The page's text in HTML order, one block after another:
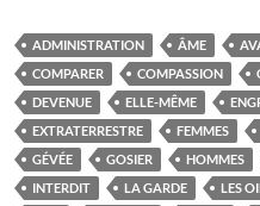
ADMINISTRATION ÂME
COMPARER
COMPASSION
DEVENUE
ELLE-MÊME
EXTRATERRESTRE
FEMMES
GÉVÉE
GOSIER HOMMES
INTERDIT
LA GARDE LES